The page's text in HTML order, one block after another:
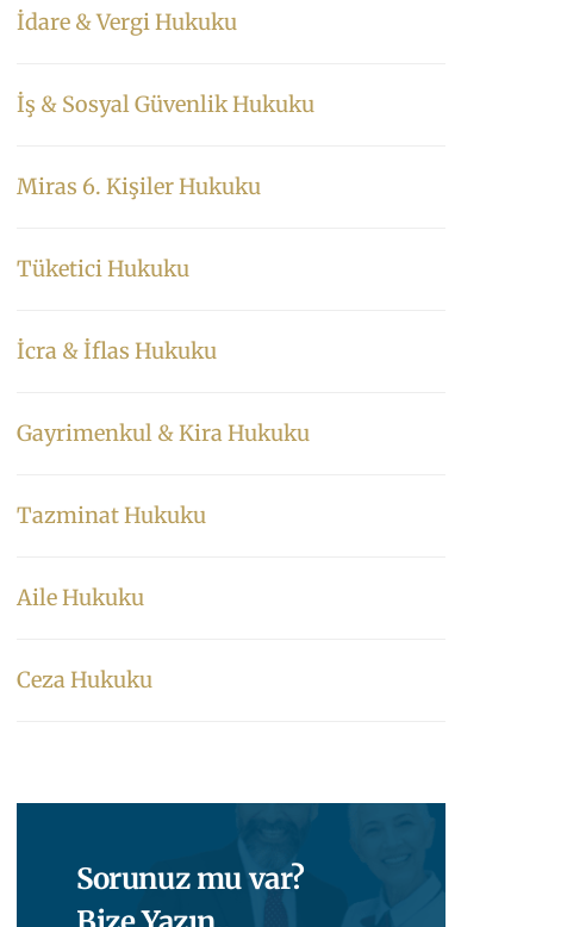
İdare & Vergi Hukuku
İş & Sosyal Güvenlik Hukuku
Miras 6. Kişiler Hukuku
Tüketici Hukuku
İcra & İflas Hukuku
Gayrimenkul & Kira Hukuku
Tazminat Hukuku
Aile Hukuku
Ceza Hukuku
Sorunuz mu var?